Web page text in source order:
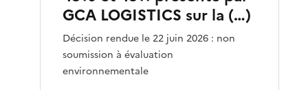
GCA LOGISTICS sur la (…)
Décision rendue le 22 juin 2026 : non
soumission à évaluation
environnementale